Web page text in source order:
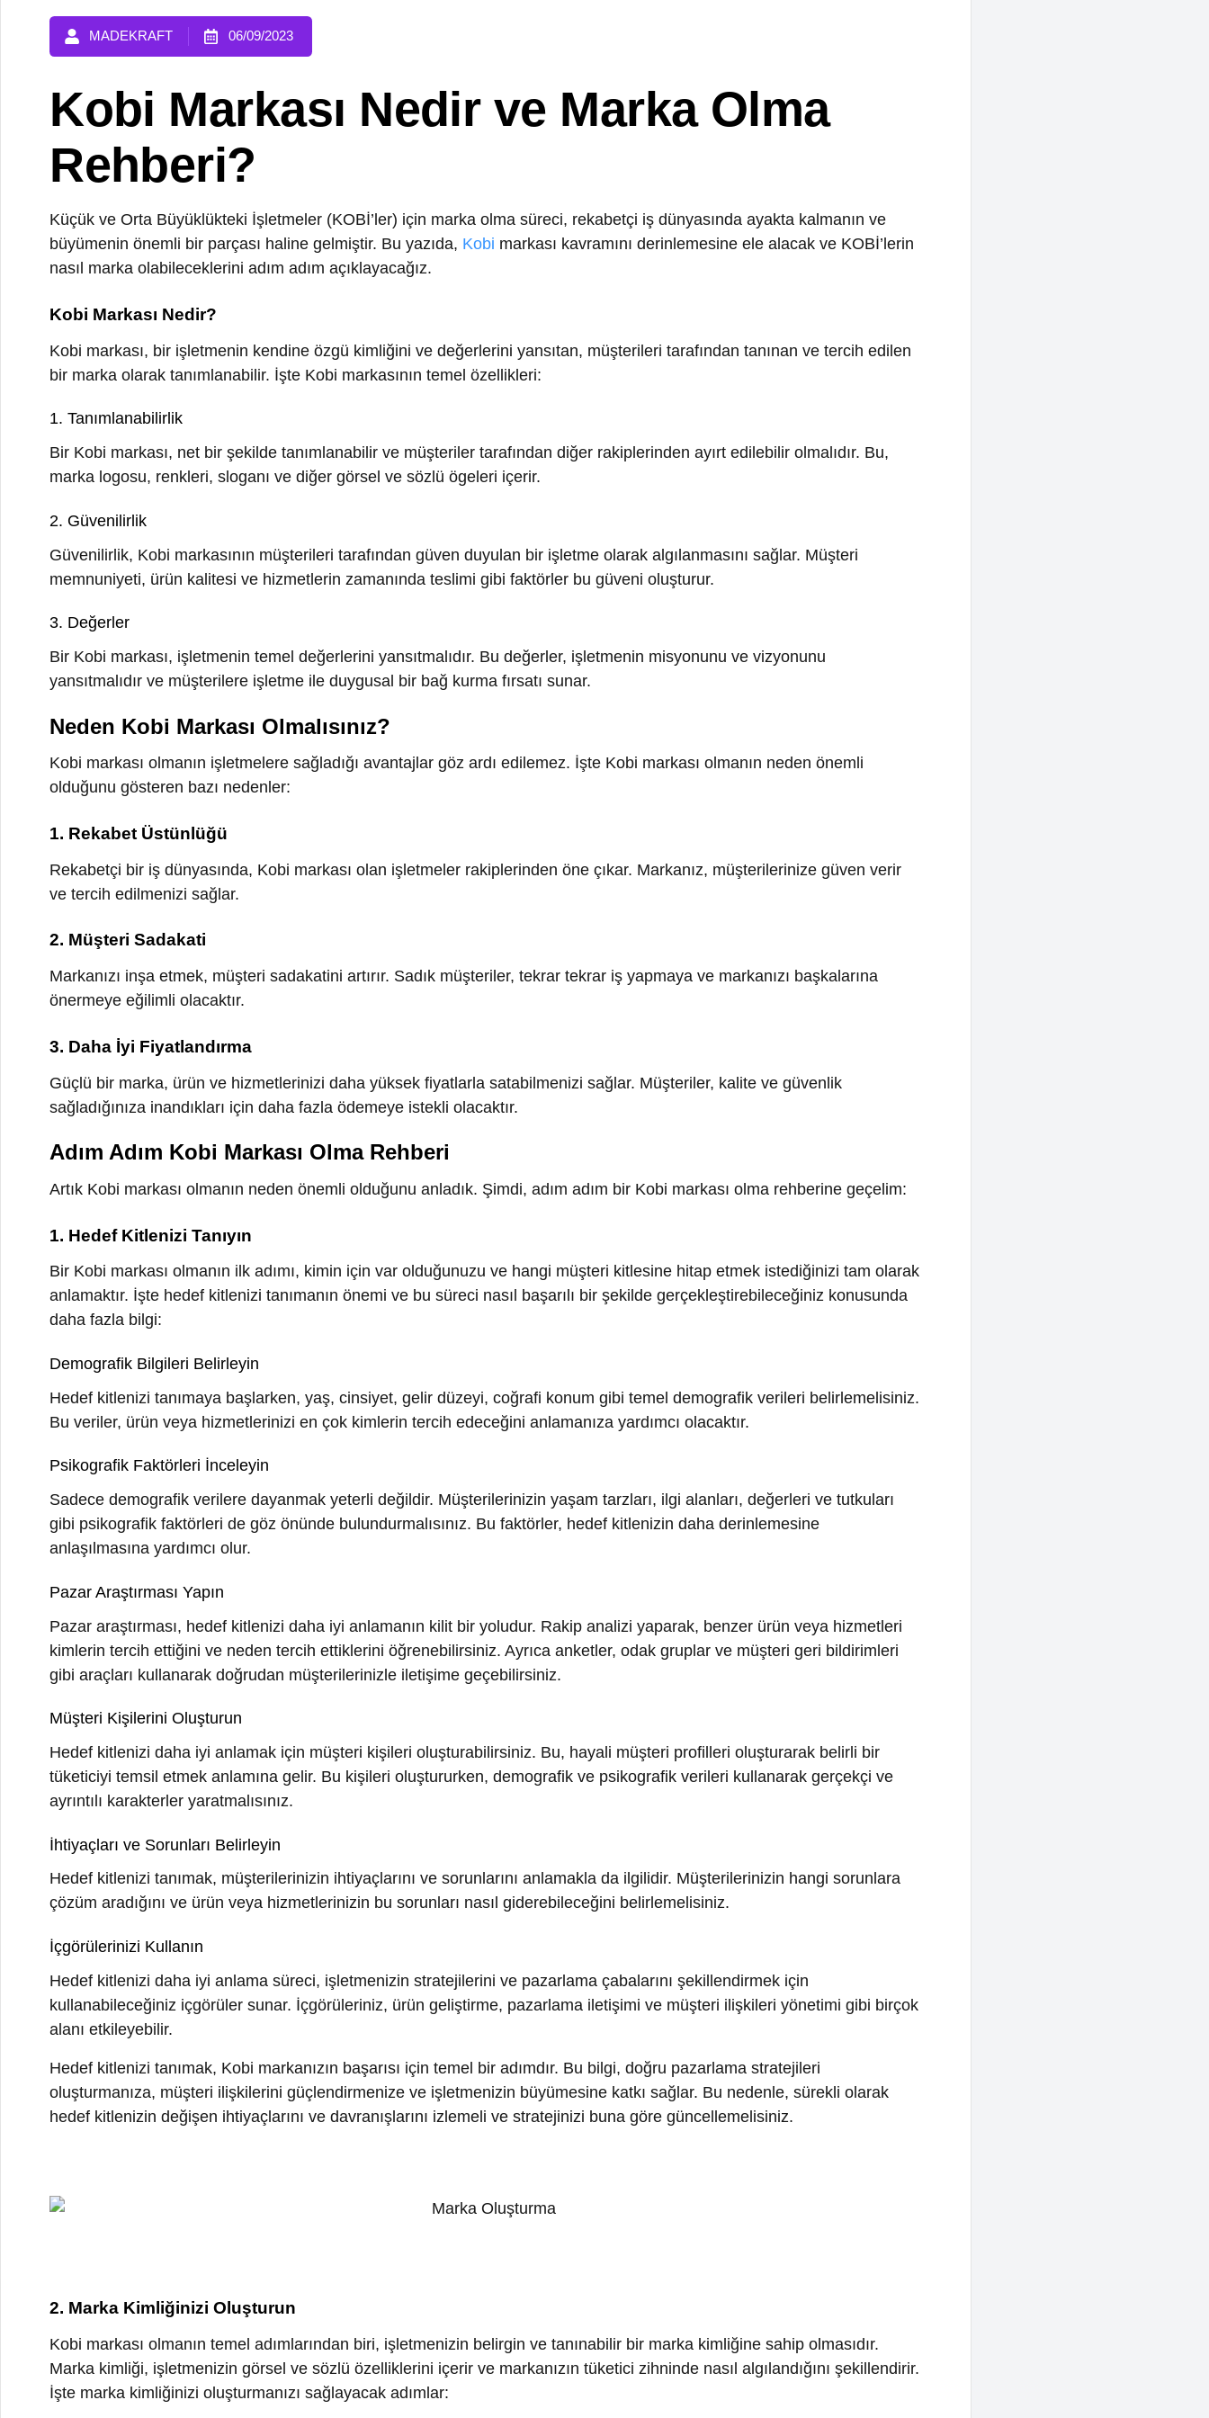
Kobi Markası Nedir ve Marka Olma
Rehberi?
Küçük ve Orta Büyüklükteki İşletmeler (KOBİ’ler) için marka olma süreci, rekabetçi iş dünyasında ayakta kalmanın ve
büyümenin önemli bir parçası haline gelmiştir. Bu yazıda,
nasıl marka olabileceklerini adım adım açıklayacağız.
Kobi Markası Nedir?
Kobi markası, bir işletmenin kendine özgü kimliğini ve değerlerini yansıtan, müşterileri tarafından tanınan ve tercih edilen
Bir Kobi markası, net bir şekilde tanımlanabilir ve müşteriler tarafından diğer rakiplerinden ayırt edilebilir olmalıdır. Bu,
marka logosu, renkleri, sloganı ve diğer görsel ve sözlü ögeleri içerir.
2. Güvenilirlik
Güvenilirlik, Kobi markasının müşterileri tarafından güven duyulan bir işletme olarak algılanmasını sağlar. Müşteri
memnuniyeti, ürün kalitesi ve hizmetlerin zamanında teslimi gibi faktörler bu güveni oluşturur.
3. Değerler
Bir Kobi markası, işletmenin temel değerlerini yansıtmalıdır. Bu değerler, işletmenin misyonunu ve vizyonunu
yansıtmalıdır ve müşterilere işletme ile duygusal bir bağ kurma fırsatı sunar.
Neden Kobi Markası Olmalısınız?
Kobi markası olmanın işletmelere sağladığı avantajlar göz ardı edilemez. İşte Kobi markası olmanın neden önemli
olduğunu gösteren bazı nedenler:
ve tercih edilmenizi sağlar.
Markanızı inşa etmek, müşteri sadakatini artırır. Sadık müşteriler, tekrar tekrar iş yapmaya ve markanızı başkalarına
önermeye eğilimli olacaktır.
3. Daha İyi Fiyatlandırma
Güçlü bir marka, ürün ve hizmetlerinizi daha yüksek fiyatlarla satabilmenizi sağlar. Müşteriler, kalite ve güvenlik
Adım Adım Kobi Markası Olma Rehberi
Artık Kobi markası olmanın neden önemli olduğunu anladık. Şimdi, adım adım bir Kobi markası olma rehberine geçelim:
1. Hedef Kitlenizi Tanıyın
Bir Kobi markası olmanın ilk adımı, kimin için var olduğunuzu ve hangi müşteri kitlesine hitap etmek istediğinizi tam olarak
daha fazla bilgi:
Hedef kitlenizi tanımaya başlarken, yaş, cinsiyet, gelir düzeyi, coğrafi konum gibi temel demografik verileri belirlemelisiniz.
Psikografik Faktörleri İnceleyin
Sadece demografik verilere dayanmak yeterli değildir. Müşterilerinizin yaşam tarzları, ilgi alanları, değerleri ve tutkuları
anlaşılmasına yardımcı olur.
Pazar Araştırması Yapın
kimlerin tercih ettiğini ve neden tercih ettiklerini öğrenebilirsiniz. Ayrıca anketler, odak gruplar ve müşteri geri bildirimleri
gibi araçları kullanarak doğrudan müşterilerinizle iletişime geçebilirsiniz.
Müşteri Kişilerini Oluşturun
Hedef kitlenizi daha iyi anlamak için müşteri kişileri oluşturabilirsiniz. Bu, hayali müşteri profilleri oluşturarak belirli bir
tüketiciyi temsil etmek anlamına gelir. Bu kişileri oluştururken, demografik ve psikografik verileri kullanarak gerçekçi ve
ayrıntılı karakterler yaratmalısınız.
İhtiyaçları ve Sorunları Belirleyin
Hedef kitlenizi tanımak, müşterilerinizin ihtiyaçlarını ve sorunlarını anlamakla da ilgilidir. Müşterilerinizin hangi sorunlara
İçgörülerinizi Kullanın
Hedef kitlenizi daha iyi anlama süreci, işletmenizin stratejilerini ve pazarlama çabalarını şekillendirmek için
kullanabileceğiniz içgörüler sunar. İçgörüleriniz, ürün geliştirme, pazarlama iletişimi ve müşteri ilişkileri yönetimi gibi birçok
Hedef kitlenizi tanımak, Kobi markanızın başarısı için temel bir adımdır. Bu bilgi, doğru pazarlama stratejileri
oluşturmanıza, müşteri ilişkilerini güçlendirmenize ve işletmenizin büyümesine katkı sağlar. Bu nedenle, sürekli olarak
hedef kitlenizin değişen ihtiyaçlarını ve davranışlarını izlemeli ve stratejinizi buna göre güncellemelisiniz.
2. Marka Kimliğinizi Oluşturun
Kobi markası olmanın temel adımlarından biri, işletmenizin belirgin ve tanınabilir bir marka kimliğine sahip olmasıdır.
Marka İsmini Belirleyin
Logo Tasarlayın
Marka kimliğinizin görsel simgesi olan logo, işletmenizin hemen tanınmasını sağlar. Logo tasarımı, marka ismi, renkler ve
sembollerle uyumlu olmalıdır. Profesyonel bir grafik tasarımcı ile çalışarak markanıza özgü bir logo oluşturabilirsiniz.
Renk ve Tipografi Seçimi